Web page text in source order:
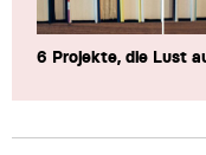
6 Projekte, die Lust